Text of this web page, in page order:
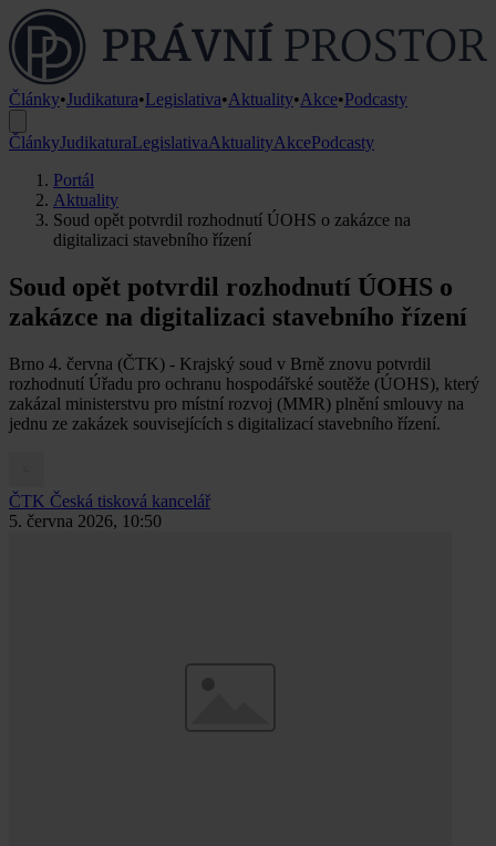
Články•Judikatura•Legislativa•Aktuality•Akce•Podcasty
ČlánkyJudikaturaLegislativaAktualityAkcePodcasty
Portál
Aktuality
Soud opět potvrdil rozhodnutí ÚOHS o zakázce na
digitalizaci stavebního řízení
Soud opět potvrdil rozhodnutí ÚOHS o
zakázce na digitalizaci stavebního řízení
Brno 4. června (ČTK) - Krajský soud v Brně znovu potvrdil
rozhodnutí Úřadu pro ochranu hospodářské soutěže (ÚOHS), který
zakázal ministerstvu pro místní rozvoj (MMR) plnění smlouvy na
jednu ze zakázek souvisejících s digitalizací stavebního řízení.
ČTK Česká tisková kancelář
5. června 2026, 10:50